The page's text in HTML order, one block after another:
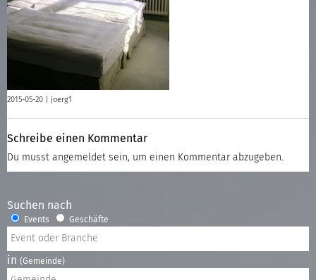
2015-05-20 | joerg1
Schreibe einen Kommentar
Du musst angemeldet sein, um einen Kommentar abzugeben.
Suchen nach
Events Geschäfte
in (Gemeinde)